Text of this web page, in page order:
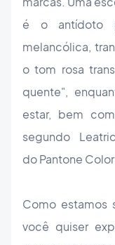
é o antídoto
melancólica,
o tom rosa
quente",
estar, bem
segundo
do Pantone
Como estamos
você quiser